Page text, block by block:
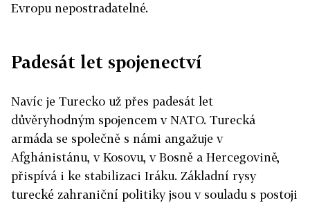
Evropu nepostradatelné.
Padesát let spojenectví
Navíc je Turecko už přes padesát let
důvěryhodným spojencem v NATO. Turecká
armáda se společně s námi angažuje v
Afghánistánu, v Kosovu, v Bosně a Hercegovině,
přispívá i ke stabilizaci Iráku. Základní rysy
turecké zahraniční politiky jsou v souladu s postoji